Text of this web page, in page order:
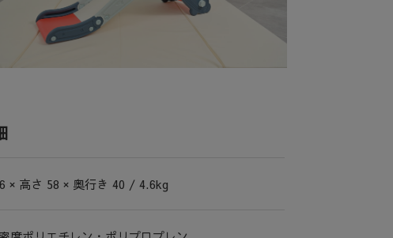
× 高さ 58 × 奥行き 40 / 4.6kg